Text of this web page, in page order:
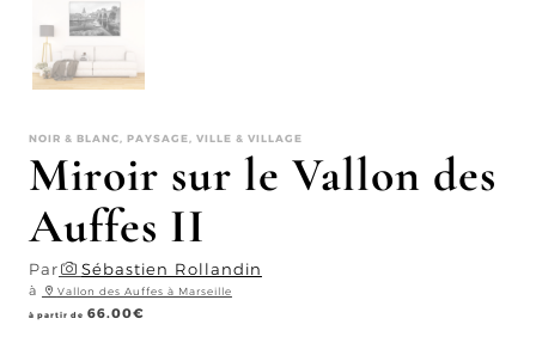
NOIR & BLANC, PAYSAGE, VILLE & VILLAGE
Miroir sur le Vallon des
Auffes II
Par Sébastien Rollandin
à Vallon des Auffes à Marseille
à partir de 66.00€